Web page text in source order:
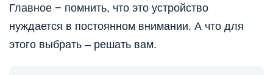
Главное − помнить, что это устройство
нуждается в постоянном внимании. А что для
этого выбрать – решать вам.